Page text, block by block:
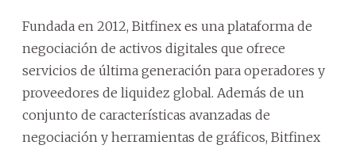
Fundada en 2012, Bitfinex es una plataforma de
negociación de activos digitales que ofrece
servicios de última generación para operadores y
proveedores de liquidez global. Además de un
conjunto de características avanzadas de
negociación y herramientas de gráficos, Bitfinex